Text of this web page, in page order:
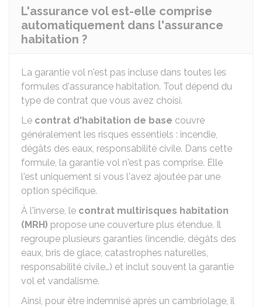
L'assurance vol est-elle comprise
automatiquement dans l'assurance
habitation ?
La garantie vol n'est pas incluse dans toutes les
formules d'assurance habitation. Tout dépend du
type de contrat que vous avez choisi.
Le contrat d'habitation de base couvre
généralement les risques essentiels : incendie,
dégâts des eaux, responsabilité civile. Dans cette
formule, la garantie vol n'est pas comprise. Elle
l'est uniquement si vous l'avez ajoutée par une
option spécifique.
À l'inverse, le contrat multirisques habitation
(MRH) propose une couverture plus étendue. Il
regroupe plusieurs garanties (incendie, dégâts des
eaux, bris de glace, catastrophes naturelles,
responsabilité civile…) et inclut souvent la garantie
vol et vandalisme.
Ainsi, pour être indemnisé après un cambriolage, il